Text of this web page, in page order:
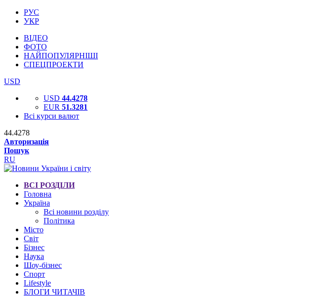
РУС
УКР
ВІДЕО
ФОТО
НАЙПОПУЛЯРНІШІ
СПЕЦПРОЕКТИ
USD
USD 44.4278
EUR 51.3281
Всі курси валют
44.4278
Авторизація
Пошук
RU
ВСІ РОЗДІЛИ
Головна
Україна
Всі новини розділу
Політика
Місто
Світ
Бізнес
Наука
Шоу-бізнес
Спорт
Lifestyle
БЛОГИ ЧИТАЧІВ